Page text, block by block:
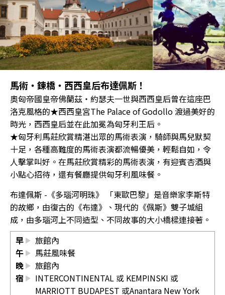
馬術‧鍊橋‧西西皇后布達佩斯！
奧匈帝國皇帝佛蘭茲‧約瑟夫一世與西西皇后曾在這座巴
洛克風格的★西西皇宮The Palace of Godollo 渡過美好的
時光，西西皇后並在此加冕為匈牙利王后。
★匈牙利馬莊欣賞精湛出眾的馬術表演，騎師與馬兒默契
十足，各種高難度的馬術表演都流暢優美，輕鬆自如，令
人擊掌叫好。在馬莊欣賞精彩的馬術表演，有迎賓杏酒與
小點心招待，還有餐廳提供匈牙利風味餐。
布達佩斯 -《多瑙河明珠》 「東歐巴黎」是音樂家李斯特
的故鄉，由復古的《布達》、現代的《佩斯》雙子城組
成，由多瑙河上不同造型、不同故事的大小橋樑連接著。
早
旅館內
午
馬莊風味餐
晚
旅館內
宿
INTERCONTINENTAL 或 KEMPINSKI 或
MARRIOTT BUDAPEST 或Anantara New York